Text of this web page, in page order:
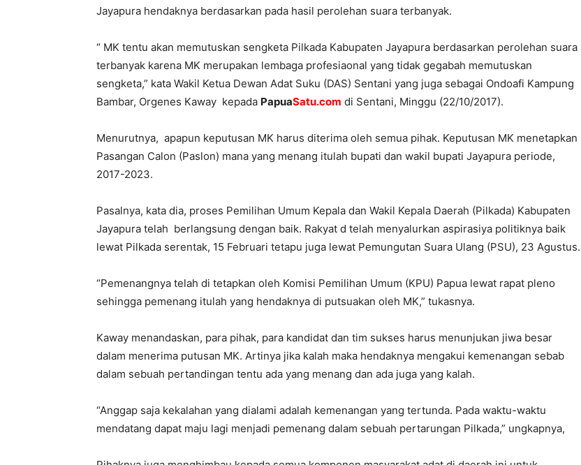
Jayapura hendaknya berdasarkan pada hasil perolehan suara terbanyak.
“ MK tentu akan memutuskan sengketa Pilkada Kabupaten Jayapura berdasarkan perolehan suara
terbanyak karena MK merupakan lembaga profesiaonal yang tidak gegabah memutuskan
sengketa,” kata Wakil Ketua Dewan Adat Suku (DAS) Sentani yang juga sebagai Ondoafi Kampung
Bambar, Orgenes Kaway kepada PapuaSatu.com di Sentani, Minggu (22/10/2017).
Menurutnya, apapun keputusan MK harus diterima oleh semua pihak. Keputusan MK menetapkan
Pasangan Calon (Paslon) mana yang menang itulah bupati dan wakil bupati Jayapura periode,
2017-2023.
Pasalnya, kata dia, proses Pemilihan Umum Kepala dan Wakil Kepala Daerah (Pilkada) Kabupaten
Jayapura telah berlangsung dengan baik. Rakyat d telah menyalurkan aspirasiya politiknya baik
lewat Pilkada serentak, 15 Februari tetapu juga lewat Pemungutan Suara Ulang (PSU), 23 Agustus.
“Pemenangnya telah di tetapkan oleh Komisi Pemilihan Umum (KPU) Papua lewat rapat pleno
sehingga pemenang itulah yang hendaknya di putsuakan oleh MK,” tukasnya.
Kaway menandaskan, para pihak, para kandidat dan tim sukses harus menunjukan jiwa besar
dalam menerima putusan MK. Artinya jika kalah maka hendaknya mengakui kemenangan sebab
dalam sebuah pertandingan tentu ada yang menang dan ada juga yang kalah.
“Anggap saja kekalahan yang dialami adalah kemenangan yang tertunda. Pada waktu-waktu
mendatang dapat maju lagi menjadi pemenang dalam sebuah pertarungan Pilkada,” ungkapnya,